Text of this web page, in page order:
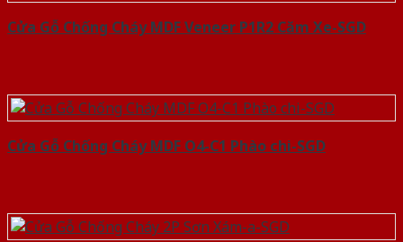
Cửa Gỗ Chống Cháy MDF Veneer P1R2 Căm Xe-SGD
Cửa Gỗ Chống Cháy MDF O4-C1 Phào chi-SGD